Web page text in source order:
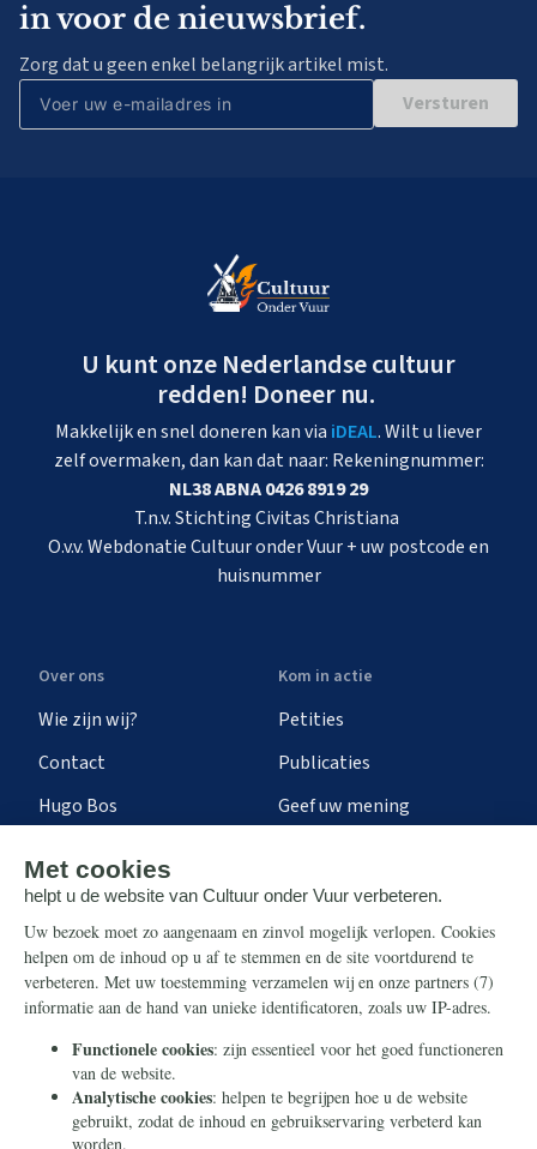
in voor de nieuwsbrief.
Zorg dat u geen enkel belangrijk artikel mist.
Versturen
U kunt onze Nederlandse cultuur
redden! Doneer nu.
Makkelijk en snel doneren kan via iDEAL. Wilt u liever
zelf overmaken, dan kan dat naar: Rekeningnummer:
NL38 ABNA 0426 8919 29
T.n.v. Stichting Civitas Christiana
O.v.v. Webdonatie Cultuur onder Vuur + uw postcode en
huisnummer
Over ons
Wie zijn wij?
Contact
Hugo Bos
Kom in actie
Petities
Publicaties
Geef uw mening
Steun ons
Nieuwsbrief
Eenmalig
Maandelijks
Periodiek
Nalaten
Info
Contact
Ontvang onze Telegram-
berichten